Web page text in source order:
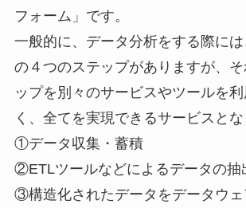
フォーム」です。
一般的に、データ分析をする際に
の４つのステップがありますが、
ップを別々のサービスやツールを
く、全てを実現できるサービスとな
①データ収集・蓄積
②ETLツールなどによるデータの抽
③構造化されたデータをデータウ